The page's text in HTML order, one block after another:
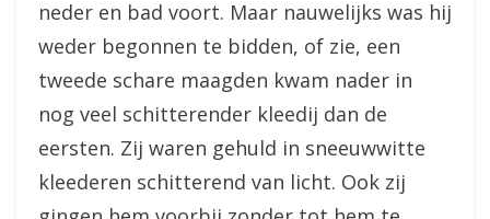
neder en bad voort. Maar nauwelijks was hij
weder begonnen te bidden, of zie, een
tweede schare maagden kwam nader in
nog veel schitterender kleedij dan de
eersten. Zij waren gehuld in sneeuwwitte
kleederen schitterend van licht. Ook zij